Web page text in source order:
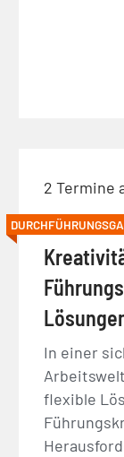
2 Termine
In einer
flexible